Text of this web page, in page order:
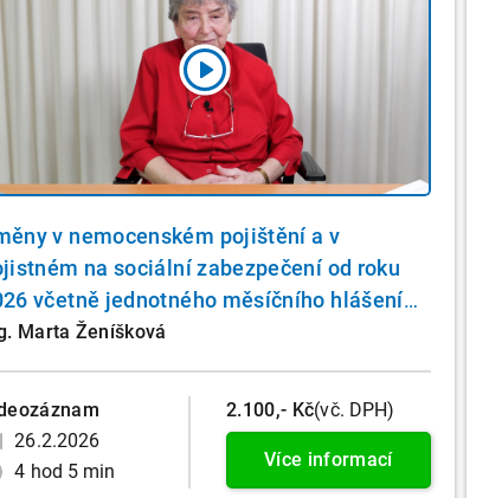
v nemocenském pojištění a v
na sociální zabezpečení od roku
včetně jednotného měsíčního hlášení
Marta Ženíšková
26.2.2026
4 hod 5 min
2.100,- Kč(vč. DPH)
Více informací